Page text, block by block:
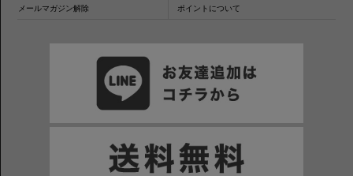
メールマガジン解除
ポイントについて